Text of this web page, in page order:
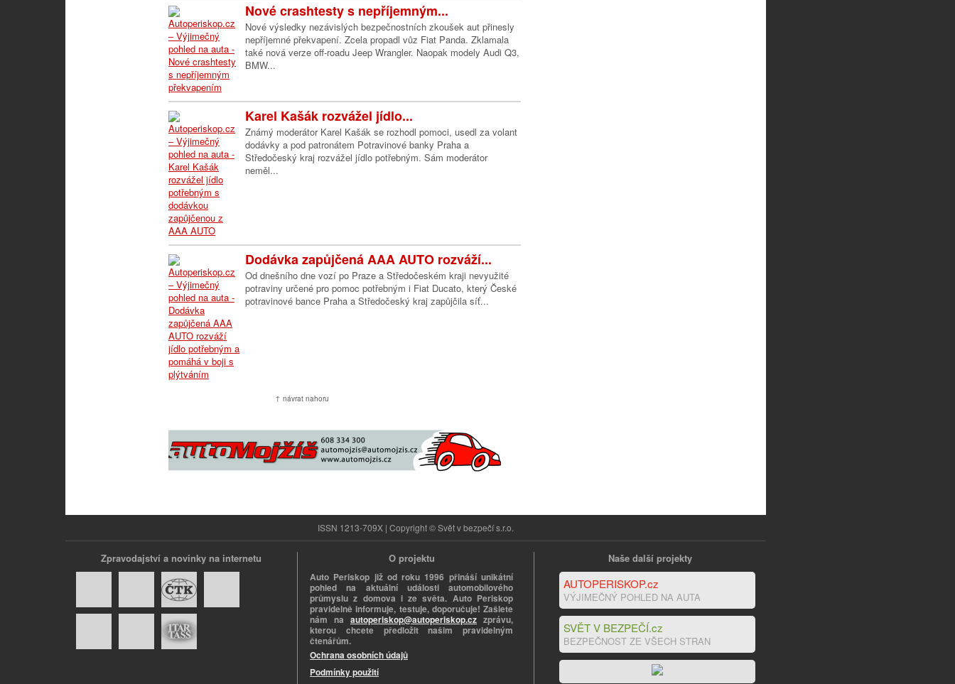
Nové crashtesty s nepříjemným...
Nové výsledky nezávislých bezpečnostních zkoušek aut přinesly
nepříjemné překvapení. Zcela propadl vůz Fiat Panda. Zklamala
také nová verze off-roadu Jeep Wrangler. Naopak modely Audi Q3,
BMW...
Karel Kašák rozvážel jídlo...
Známý moderátor Karel Kašák se rozhodl pomoci, usedl za volant
dodávky a pod patronátem Potravinové banky Praha a
Středočeský kraj rozvážel jídlo potřebným. Sám moderátor
neměl...
Dodávka zapůjčená AAA AUTO rozváží...
Od dnešního dne vozí po Praze a Středočeském kraji nevyužité
potraviny určené pro pomoc potřebným i Fiat Ducato, který České
potravinové bance Praha a Středočeský kraj zapůjčila síť...
↑ návrat nahoru
ISSN 1213-709X | Copyright © Svět v bezpečí s.r.o.
Zpravodajství a novinky na internetu Naše další projekty
AUTOPERISKOP.cz
VÝJIMEČNÝ POHLED NA AUTA
SVĚT V BEZPEČÍ.cz
BEZPEČNOST ZE VŠECH STRAN
O projektu
Auto Periskop již od roku 1996 přináší unikátní
pohled na aktuální události automobilového
průmyslu z domova i ze světa. Auto Periskop
pravidelně informuje, testuje, doporučuje! Zašlete
nám na autoperiskop@autoperiskop.cz zprávu,
kterou chcete předložit našim pravidelným
čtenářům.
Ochrana osobních údajů
Podmínky použití